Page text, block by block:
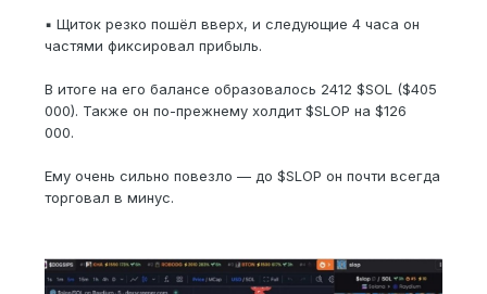
▪ Щиток резко пошёл вверх, и следующие 4 часа он
частями фиксировал прибыль.
В итоге на его балансе образовалось 2412 $SOL ($405
000). Также он по-прежнему холдит $SLOP на $126
000.
Ему очень сильно повезло — до $SLOP он почти всегда
торговал в минус.